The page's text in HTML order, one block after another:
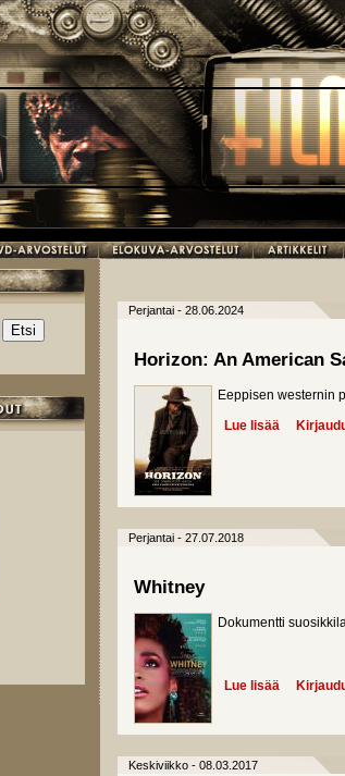
Perjantai - 28.06.2024
Horizon: An American
Eeppisen westernin
Lue lisää about
Perjantai - 27.07.2018
Whitney
Dokumentti
Lue lisää about
Keskiviikko - 08.03.2017